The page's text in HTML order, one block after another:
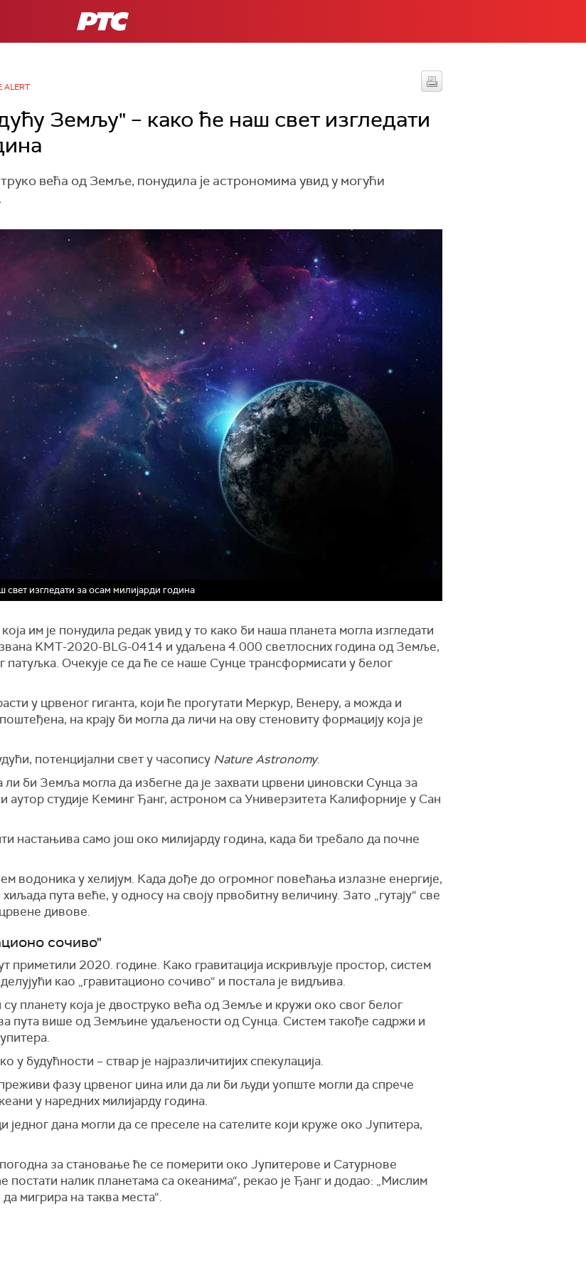
РТС
ALERT
Земљу" – како ће наш свет изгледати
већа од Земље, понудила је астрономима увид у могући
изгледати за осам милијарди година
им је понудила редак увид у то како би наша планета могла изгледати
KMT-2020-BLG-0414 и удаљена 4.000 светлосних година од Земље,
патуљка. Очекује се да ће се наше Сунце трансформисати у белог
у црвеног гиганта, који ће прогутати Меркур, Венеру, а можда и
на крају би могла да личи на ову стеновиту формацију која је
потенцијални свет у часопису Nature Astronomy.
би Земља могла да избегне да је захвати црвени џиновски Сунца за
аутор студије Кеминг Ђанг, астроном са Универзитета Калифорније у Сан
настањива само још око милијарду година, када би требало да почне
водоника у хелијум. Када дође до огромног повећања излазне енергије,
пута веће, у односу на своју првобитну величину. Зато „гутају“ све
дивове.
сочиво"
приметили 2020. године. Како гравитација искривљује простор, систем
као „гравитационо сочиво“ и постала је видљива.
планету која је двоструко већа од Земље и кружи око свог белог
пута више од Земљине удаљености од Сунца. Систем такође садржи и
будућности – ствар је најразличитијих спекулација.
фазу црвеног џина или да ли би људи уопште могли да спрече
у наредних милијарду година.
дана могли да се преселе на сателите који круже око Јупитера,
за становање ће се померити око Јупитерове и Сатурнове
постати налик планетама са океанима“, рекао је Ђанг и додао: „Мислим
мигрира на таква места“.